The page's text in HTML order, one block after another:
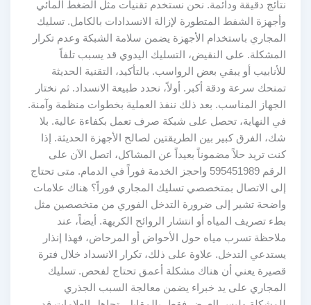
نتائج دقيقة ودائمة. نحن نستخدم تقنيات مثل الضغط المائي
وأجهزة الشفط المتطورة لإزالة الانسدادات بالكامل. تسليك
المجاري باستخدام الأجهزة يضمن سلامة الشبكة وعدم تكرار
المشكلة. على النقيض، التسليك اليدوي قد يسبب تلفاً
للأنابيب أو يبقي بعض الرواسب. بالتأكيد، التقنية الحديثة
تمنحك سرعة ودقة أكبر. أولاً، نحدد طبيعة الانسداد. ثم نختار
الجهاز المناسب. بعد ذلك ننفذ العملية بخطوات منظمة وآمنة.
في النهاية، تحصل على شبكة صرف تعمل بكفاءة عالية. بلا
شك، الفرق كبير بين الطريقتين لصالح الأجهزة الحديثة. إذا
كنت تريد حلاً مضموناً بعيداً عن المشاكل، اتصل الآن على
الرقم 595451989 واحجز الخدمة فوراً في الدمام. متى تحتاج
إلى الاتصال بمتخصصي تسليك المجاري فوراً؟ هناك علامات
واضحة تشير إلى ضرورة التدخل الفوري من متخصصين مثل
بطء تصريف المياه أو انتشار الروائح الكريهة. أيضاً، عند
ملاحظة تسرب مياه حول الأحواض أو المرحاض، فهذا إنذار
يستدعي التدخل. علاوة على ذلك، تكرار الانسداد خلال فترة
قصيرة يعني أن هناك مشكلة أعمق تحتاج لفحص. تسليك
المجاري على يد خبراء يضمن معالجة السبب الجذري